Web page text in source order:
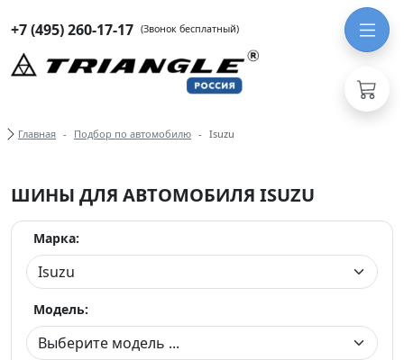
+7 (495) 260-17-17 (Звонок бесплатный)
Хлебные крошки
Главная Подбор по автомобилю Isuzu
ШИНЫ ДЛЯ АВТОМОБИЛЯ ISUZU
Марка:
Модель: